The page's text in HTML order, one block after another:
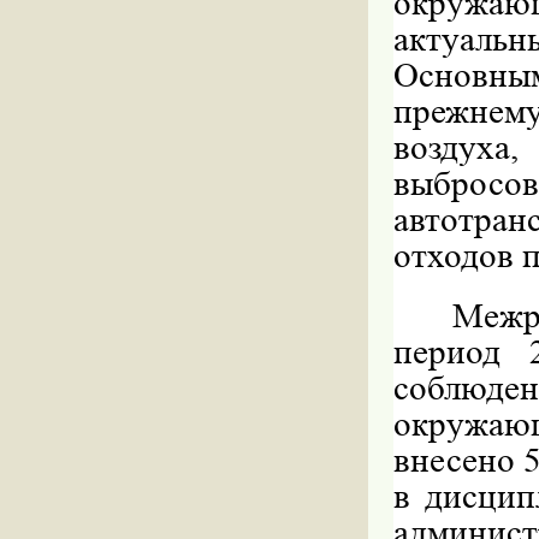
отходов
период
внесено
в